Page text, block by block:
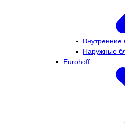
Внутренние
Наружные
Eurohoff